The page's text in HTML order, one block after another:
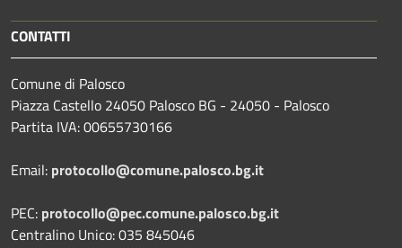
CONTATTI
Comune di Palosco
Piazza Castello 24050 Palosco BG - 24050 - Palosco
Partita IVA: 00655730166
Email: protocollo@comune.palosco.bg.it
PEC: protocollo@pec.comune.palosco.bg.it
Centralino Unico: 035 845046